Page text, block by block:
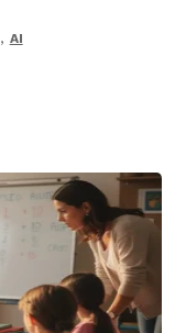
, AI